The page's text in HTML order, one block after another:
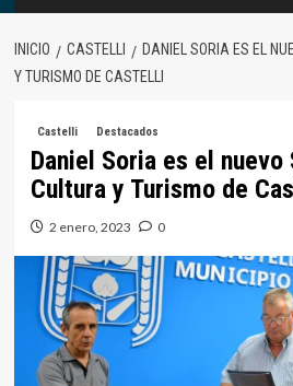
INICIO CASTELLI
DANIEL SORIA ES EL
Y TURISMO DE CASTELLI
Castelli Destacados
Daniel Soria es el
Cultura y Turismo de
2 enero, 2023 0